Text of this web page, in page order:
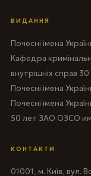
ВИДАННЯ
Почесні імена
Кафедра
внутрішніх справ 30
Почесні імена
Почесні імена
50 лет ЗАО ОЗСО
КОНТАКТИ
01001, м. Київ, вул.